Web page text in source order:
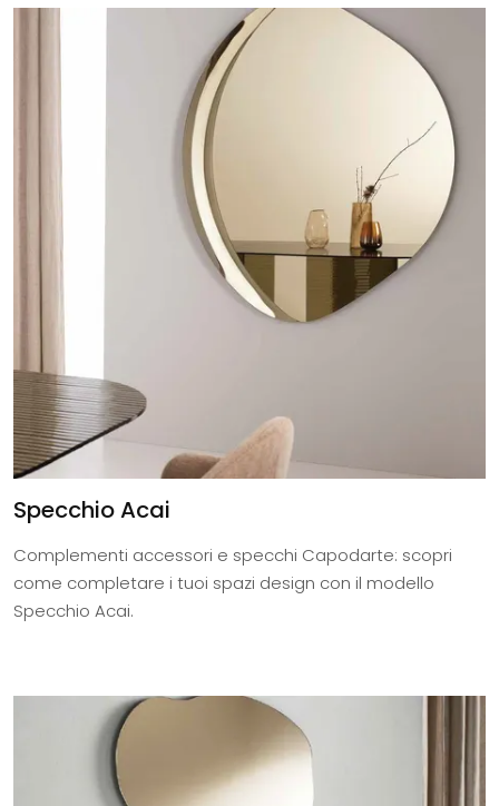
Specchio Acai
Complementi accessori e specchi Capodarte: scopri
come completare i tuoi spazi design con il modello
Specchio Acai.